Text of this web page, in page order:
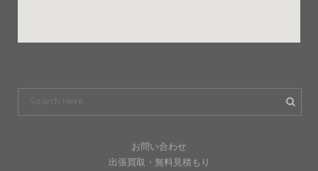
お問い合わせ
出張買取・無料見積もり